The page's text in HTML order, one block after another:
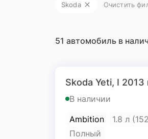
Skoda Очистить
51 автомобиль в
Skoda Yeti, I 2013
В наличии
Ambition
1.8 л
Полный